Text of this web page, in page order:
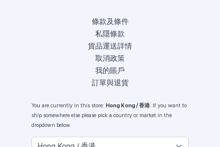
條款及條件
私隱條款
貨品運送詳情
取消政策
我的賬戶
訂單與退貨
You are currently in this store: Hong Kong / 香港. If you want to
ship somewhere else please pick a country or market in the
dropdown below.